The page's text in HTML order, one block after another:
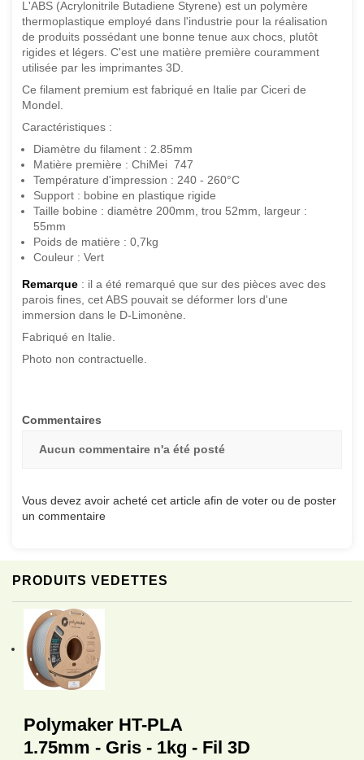
PRODUITS VEDETTES
Polymaker HT-PLA
1.75mm - Gris - 1kg - Fil 3D
L'ABS (Acrylonitrile Butadiene Styrene) est un polymère
thermoplastique employé dans l'industrie pour la réalisation
de produits possédant une bonne tenue aux chocs, plutôt
rigides et légers. C'est une matière première couramment
utilisée par les imprimantes 3D.
Ce filament premium est fabriqué en Italie par Ciceri de
Mondel.
Caractéristiques :
Diamètre du filament : 2.85mm
Matière première : ChiMei 747
Température d'impression : 240 - 260°C
Support : bobine en plastique rigide
Taille bobine : diamètre 200mm, trou 52mm, largeur :
55mm
Poids de matière : 0,7kg
Couleur : Vert
Remarque : il a été remarqué que sur des pièces avec des
parois fines, cet ABS pouvait se déformer lors d'une
immersion dans le D-Limonène.
Fabriqué en Italie.
Photo non contractuelle.
Commentaires
Aucun commentaire n'a été posté
Vous devez avoir acheté cet article afin de voter ou de poster
un commentaire